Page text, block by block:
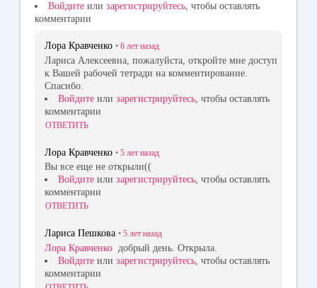
Войдите или зарегистрируйтесь, чтобы оставлять
комментарии
Лора Кравченко • 6 лет назад
Лариса Алексеевна, пожалуйста, откройте мне доступ
к Вашей рабочей тетради на комментирование.
Спасибо.
Войдите или зарегистрируйтесь , чтобы оставлять
комментарии
ОТВЕТИТЬ
Лора Кравченко • 5 лет назад
Вы все еще не открыли((
Войдите или зарегистрируйтесь, чтобы оставлять
комментарии
ОТВЕТИТЬ
Лариса Пешкова • 5 лет назад
Лора Кравченко добрый день. Открыла.
Войдите или зарегистрируйтесь , чтобы оставлять
комментарии